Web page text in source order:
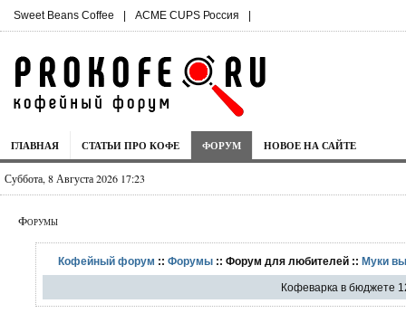
Sweet Beans Coffee | ACME CUPS Россия |
ГЛАВНАЯ СТАТЬИ ПРО КОФЕ ФОРУМ НОВОЕ НА САЙТЕ
Суббота, 8 Августа 2026 17:23
Форумы
Кофейный форум ::Форумы :: Форум для любителей ::Муки
Кофеварка в бюджете